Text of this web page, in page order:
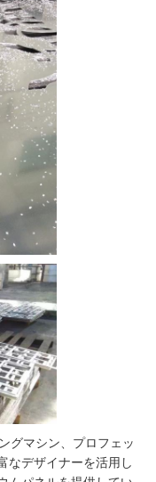
グマシン、プロフェッ
なデザイナーを活用し